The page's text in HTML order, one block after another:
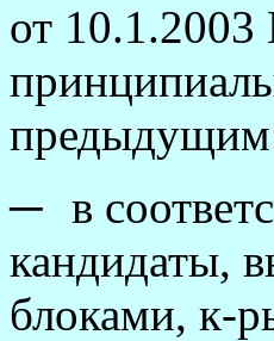
от
─ в
кандидаты,
блоками, к-